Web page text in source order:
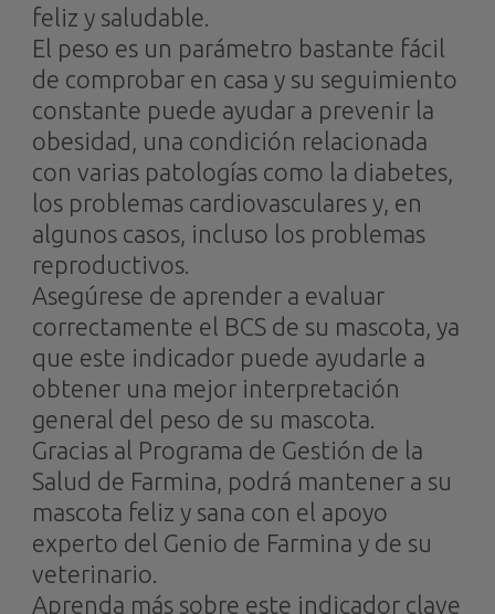
feliz y saludable.
El peso es un parámetro bastante fácil
de comprobar en casa y su seguimiento
constante puede ayudar a prevenir la
obesidad, una condición relacionada
con varias patologías como la diabetes,
los problemas cardiovasculares y, en
algunos casos, incluso los problemas
reproductivos.
Asegúrese de aprender a evaluar
correctamente el BCS de su mascota, ya
que este indicador puede ayudarle a
obtener una mejor interpretación
general del peso de su mascota.
Gracias al Programa de Gestión de la
Salud de Farmina, podrá mantener a su
mascota feliz y sana con el apoyo
experto del Genio de Farmina y de su
veterinario.
Aprenda más sobre este indicador clave